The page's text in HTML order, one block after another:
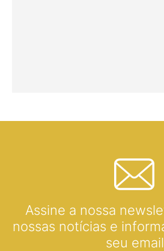
Assine a nossa
nossas notícias e
seu email